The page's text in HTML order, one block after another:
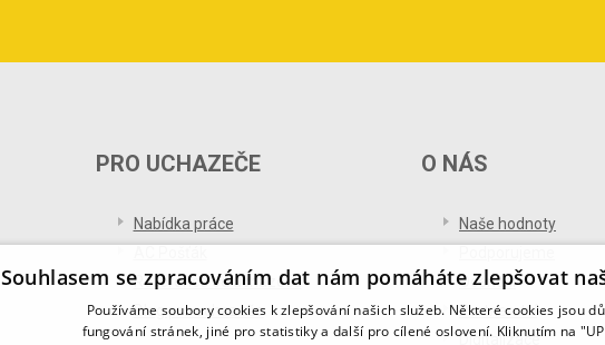
PRO UCHAZEČE
Nabídka práce
Reference od uchazečů
Blog pro uchazeče
O NÁS
Naše hodnoty
Ocenění
Partnerství
Digitalizace
Souhlasem se zpracováním dat nám pomáháte zlepšovat
Používáme soubory cookies k zlepšování našich služeb. Některé cookies jsou
fungování stránek, jiné pro statistiky a další pro cílené oslovení. Kliknutím na